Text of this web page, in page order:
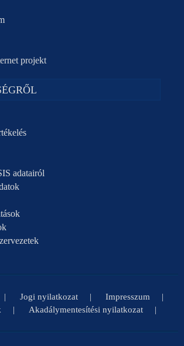
projekt
adatairól
Jogi nyilatkozat
Impresszum
Akadálymentesítési nyilatkozat